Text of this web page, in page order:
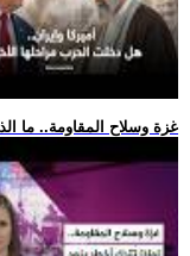
.. غزة وسلاح المقاومة.. ما